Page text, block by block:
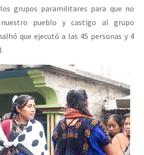
grupos paramilitares para que no
pueblo y castigo al grupo
que ejecutó a las 45 personas y 4